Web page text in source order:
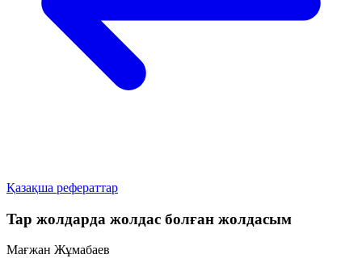
Қазақша рефераттар
Tap жолдарда жолдас болған жолдасым
Мағжан Жұмабаев